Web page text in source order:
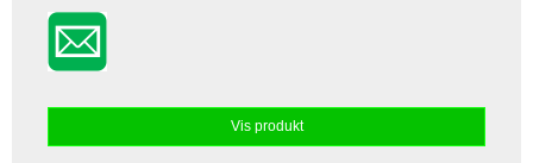
Vis produkt